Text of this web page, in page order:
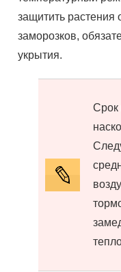
защитить растения
заморозков,
укрытия.
Срок